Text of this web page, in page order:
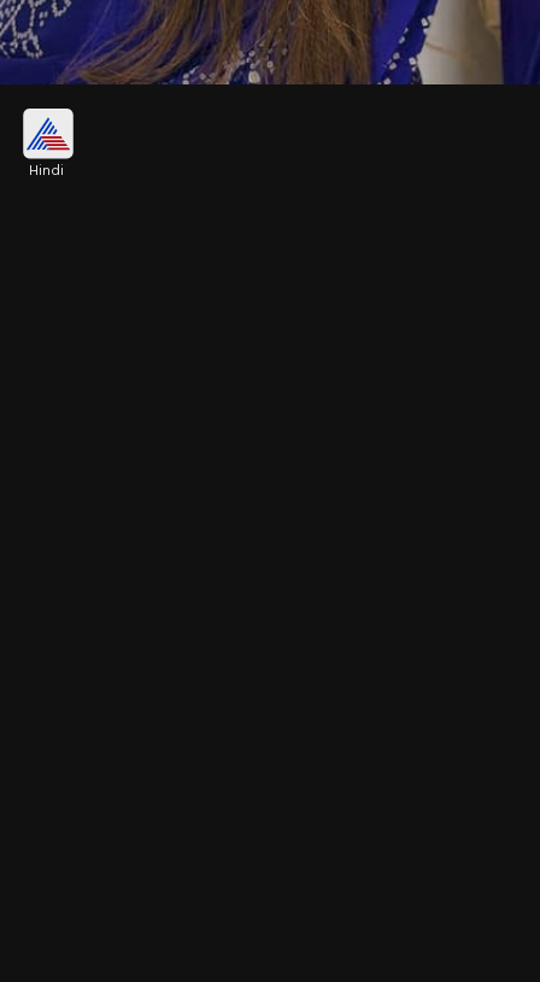
आप गोल्डन के साथ पिंक लुक चाहती हैं, तो पिंक कुंदन चूड़ा
Hindi